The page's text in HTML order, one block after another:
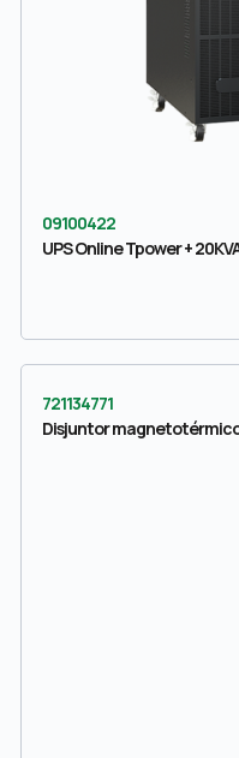
09100422
UPS Online Tpower +
721134771
Disjuntor magnetotérmico